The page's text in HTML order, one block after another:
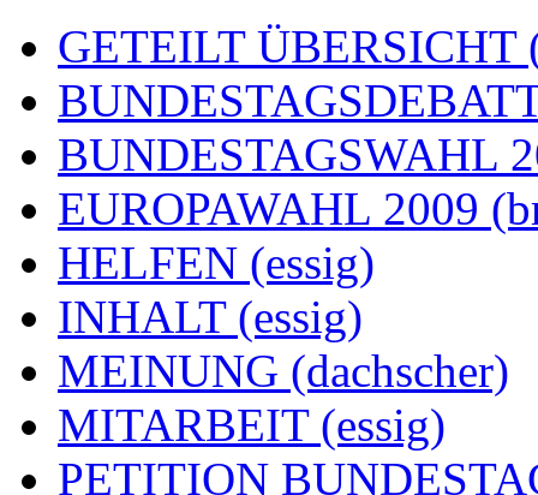
GETEILT ÜBERSICHT
BUNDESTAGSWAHL
EUROPAWAHL 2009
HELFEN (essig)
INHALT (essig)
MEINUNG (dachscher)
MITARBEIT (essig)
PETITION